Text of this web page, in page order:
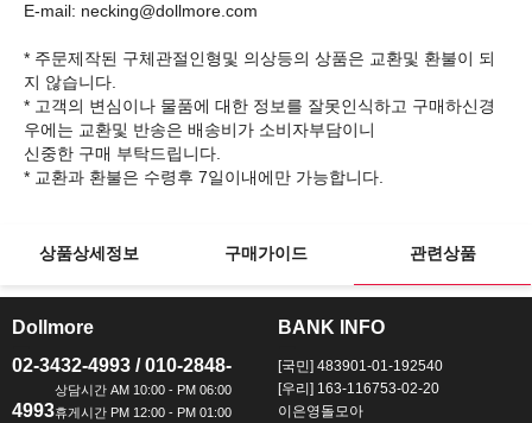
E-mail: necking@dollmore.com
* 주문제작된 구체관절인형및 의상등의 상품은 교환및 환불이 되
지 않습니다.
* 고객의 변심이나 물품에 대한 정보를 잘못인식하고 구매하신경
우에는 교환및 반송은 배송비가 소비자부담이니
신중한 구매 부탁드립니다.
상품상세정보 구매가이드 관련상품
Dollmore
02-3432-4993 / 010-2848-
4993
BANK INFO
[국민] 483901-01-192540
[우리] 163-116753-02-20
이은영돌모아